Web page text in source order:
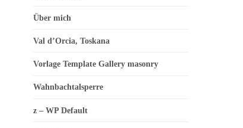
Über mich
Val d’Orcia, Toskana
Vorlage Template Gallery masonry
Wahnbachtalsperre
z – WP Default